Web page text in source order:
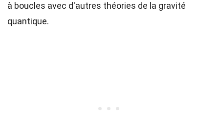
à boucles avec d'autres théories de la gravité
quantique.